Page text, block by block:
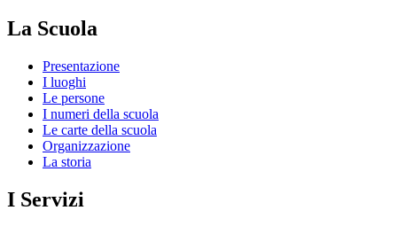
La Scuola
Presentazione
I luoghi
Le persone
I numeri della scuola
Le carte della scuola
Organizzazione
La storia
I Servizi